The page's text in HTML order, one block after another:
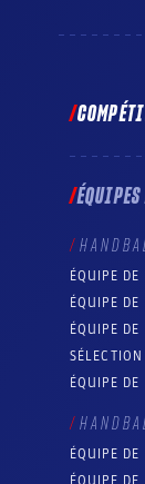
ÉQUIPES
ÉQUIPE
ÉQUIPE
ÉQUIPE
ÉQUIPE
ÉQUIPE
ÉQUIPE